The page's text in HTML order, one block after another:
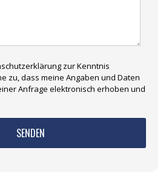
zur Kenntnis
zu, dass meine Angaben und Daten
Anfrage elektronisch erhoben und